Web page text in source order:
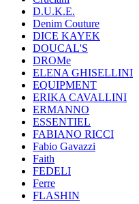
D.U.K.E.
Denim Couture
DICE KAYEK
DOUCAL'S
DROMe
ELENA GHISELLINI
EQUIPMENT
ERIKA CAVALLINI
ERMANNO
ESSENTIEL
FABIANO RICCI
Fabio Gavazzi
Faith
FEDELI
Ferre
FLASHIN